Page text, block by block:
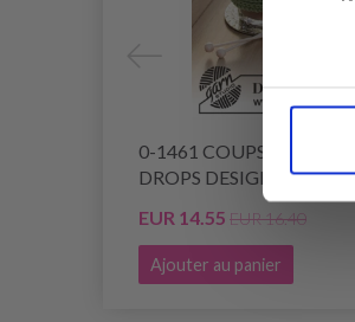
0-1461 COUPS DE NOËL
DROPS DESIGN
EUR 14.55 EUR 16.40
Ajouter au panier